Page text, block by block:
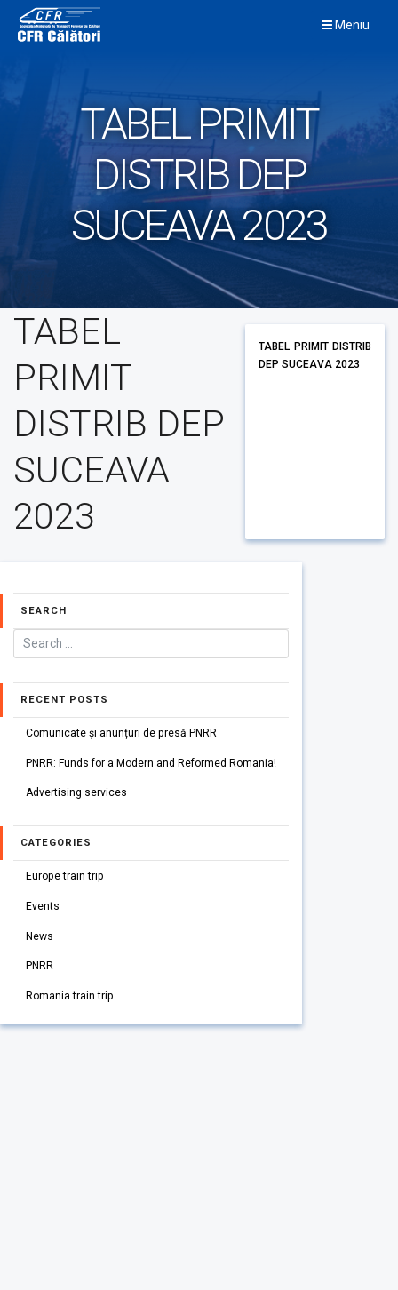
content
Meniu
TABEL PRIMIT
DISTRIB DEP
SUCEAVA 2023
TABEL
PRIMIT
DISTRIB DEP
SUCEAVA
2023
TABEL PRIMIT DISTRIB
DEP SUCEAVA 2023
SEARCH
RECENT POSTS
Comunicate și anunțuri de presă PNRR
PNRR: Funds for a Modern and Reformed Romania!
Advertising services
CATEGORIES
Europe train trip
Events
News
PNRR
Romania train trip